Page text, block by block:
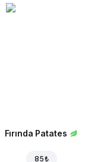
Fırında Patates
85 ₺